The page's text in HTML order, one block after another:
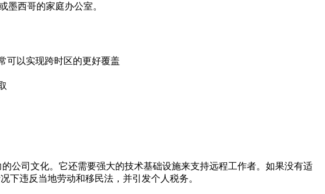
西哥的家庭办公室。
可以实现跨时区的更好覆盖
司文化。它还需要强大的技术基础设施来支持远程工作者。如果没有适
下违反当地劳动和移民法，并引发个人税务。